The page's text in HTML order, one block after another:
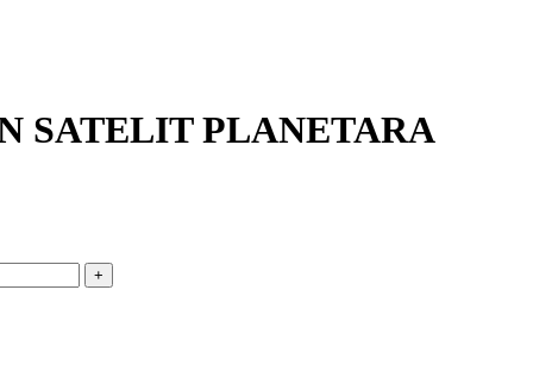
SATELIT PLANETARA